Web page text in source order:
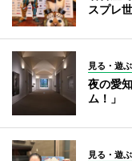
スプレ
見る・遊ぶ
夜の愛
ム！」
見る・遊ぶ